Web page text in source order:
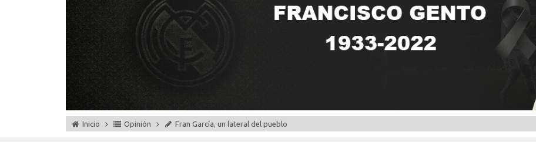
Inicio Opinión Fran García, un lateral del pueblo